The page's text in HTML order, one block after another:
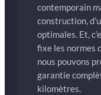
contemporain
construction,
optimales. Et,
fixe les normes
nous pouvons
garantie
kilomètres.